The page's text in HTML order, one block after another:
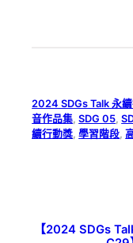
2024 SDGs Talk 永
音作品集 , SDG 05 ,
續行動獎 , 學習階段 ,
【2024 SDGs